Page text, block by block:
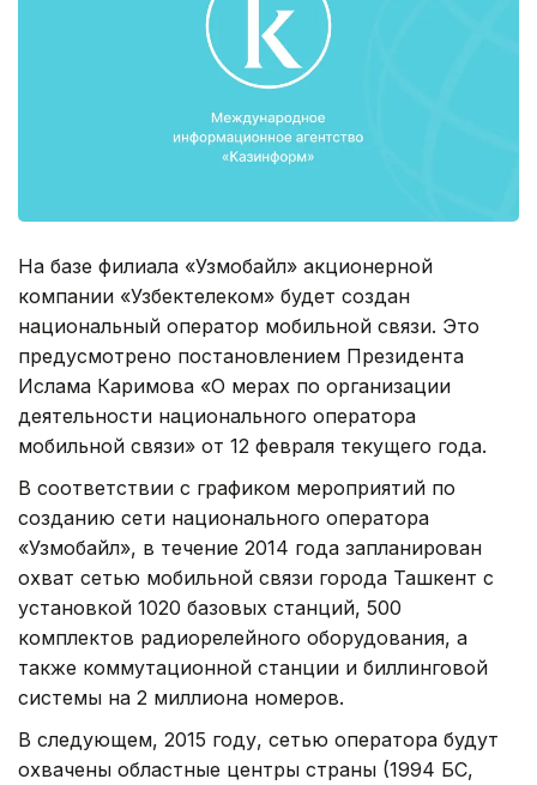
На базе филиала «Узмобайл» акционерной
компании «Узбектелеком» будет создан
национальный оператор мобильной связи. Это
предусмотрено постановлением Президента
Ислама Каримова «О мерах по организации
деятельности национального оператора
мобильной связи» от 12 февраля текущего года.
В соответствии с графиком мероприятий по
созданию сети национального оператора
«Узмобайл», в течение 2014 года запланирован
охват сетью мобильной связи города Ташкент с
установкой 1020 базовых станций, 500
комплектов радиорелейного оборудования, а
также коммутационной станции и биллинговой
системы на 2 миллиона номеров.
В следующем, 2015 году, сетью оператора будут
охвачены областные центры страны (1994 БС,